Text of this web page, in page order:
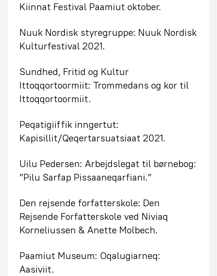
Kiinnat Festival Paamiut oktober.
Nuuk Nordisk styregruppe: Nuuk Nordisk
Kulturfestival 2021.
Sundhed, Fritid og Kultur
Ittoqqortoormiit: Trommedans og kor til
Ittoqqortoormiit.
Peqatigiiffik inngertut:
Kapisillit/Qeqertarsuatsiaat 2021.
Uilu Pedersen: Arbejdslegat til børnebog:
”Pilu Sarfap Pissaaneqarfiani.”
Den rejsende forfatterskole: Den
Rejsende Forfatterskole ved Niviaq
Korneliussen & Anette Molbech.
Paamiut Museum: Oqalugiarneq:
Aasiviit.